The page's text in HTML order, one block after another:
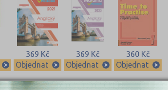
369 Kč
Objednat
369 Kč
Objednat
360 Kč
Objednat